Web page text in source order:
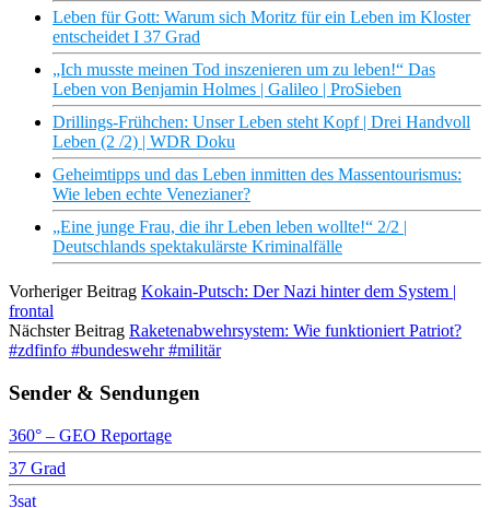
Leben für Gott: Warum sich Moritz für ein Leben im Kloster
entscheidet I 37 Grad
„Ich musste meinen Tod inszenieren um zu leben!“ Das
Leben von Benjamin Holmes | Galileo | ProSieben
Drillings-Frühchen: Unser Leben steht Kopf | Drei Handvoll
Leben (2 /2) | WDR Doku
Geheimtipps und das Leben inmitten des Massentourismus:
Wie leben echte Venezianer?
„Eine junge Frau, die ihr Leben leben wollte!“ 2/2 |
Deutschlands spektakulärste Kriminalfälle
Vorheriger Beitrag Kokain-Putsch: Der Nazi hinter dem System |
frontal
Nächster Beitrag Raketenabwehrsystem: Wie funktioniert Patriot?
#zdfinfo #bundeswehr #militär
Sender & Sendungen
360° – GEO Reportage
37 Grad
3sat